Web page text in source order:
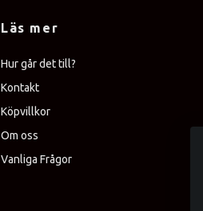
Läs mer
Hur går det till?
Kontakt
Köpvillkor
Om oss
Vanliga Frågor